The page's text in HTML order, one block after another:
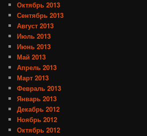
Октябрь 2013
Сентябрь 2013
Август 2013
Июль 2013
Июнь 2013
Май 2013
Апрель 2013
Март 2013
Февраль 2013
Январь 2013
Декабрь 2012
Ноябрь 2012
Октябрь 2012